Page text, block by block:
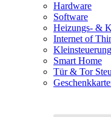
Hardware
Software
Heizungs- &
Internet of
Smart Home
Tür & Tor